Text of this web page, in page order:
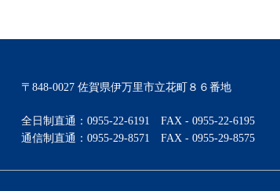
〒848-0027 佐賀県伊万里市立花町８６番地
全日制直通： 0955-22-6191 FAX - 0955-22-6195
通信制直通： 0955-29-8571 FAX - 0955-29-8575